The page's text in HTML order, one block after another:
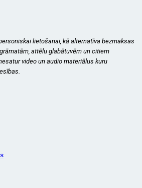
lietošanai, kā alternatīva bezmaksas
attēlu glabātuvēm un citiem
video un audio materiālus kuru